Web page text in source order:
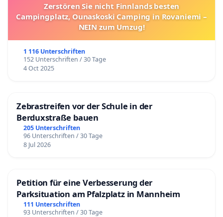
Zerstören Sie nicht Finnlands besten
Campingplatz, Ounaskoski Camping in Rovaniemi –
NEIN zum Umzug!
1 116 Unterschriften
152 Unterschriften / 30 Tage
4 Oct 2025
Zebrastreifen vor der Schule in der
Berduxstraße bauen
205 Unterschriften
96 Unterschriften / 30 Tage
8 Jul 2026
Petition für eine Verbesserung der
Parksituation am Pfalzplatz in Mannheim
111 Unterschriften
93 Unterschriften / 30 Tage